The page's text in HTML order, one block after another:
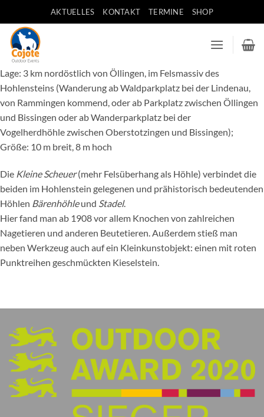
Inhalt
springen
AKTUELLES KONTAKT TERMINE SHOP
Lage: 3 km nordöstlich von Öllingen, im Felsmassiv des
Hohlensteins (Wanderung ab Waldparkplatz bei der Lindenau,
von Rammingen kommend, oder ab Parkplatz zwischen Öllingen
und Bissingen oder ab Wanderparkplatz bei der
Vogelherdhöhle zwischen Oberstotzingen und Bissingen);
Größe: 10 m breit, 8 m hoch
Die Kleine Scheuer(mehr Felsüberhang als Höhle) verbindet die
beiden im Hohlenstein gelegenen und prähistorisch bedeutenden
Höhlen Bärenhöhleund Stadel.
Hier fand man ab 1908 vor allem Knochen von zahlreichen
Nagetieren und anderen Beutetieren. Außerdem stieß man
neben Werkzeug auch auf ein Kleinkunstobjekt: einen mit roten
Punktreihen geschmückten Kieselstein.